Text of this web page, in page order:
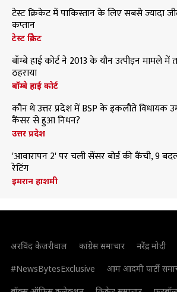
टेस्ट क्रिकेट में पाकिस्तान के लिए सबसे ज्यादा
कप्तान
टेस्ट क्रिकेट
बॉम्बे हाई कोर्ट ने 2013 के यौन उत्पीड़न मामले
ठहराया
बॉम्बे हाई कोर्ट
कौन थे उत्तर प्रदेश में BSP के इकलौते विधायक
कैंसर से हुआ निधन?
उत्तर प्रदेश
'आवारापन 2' पर चली सेंसर बोर्ड की कैंची, 9
रेटिंग
इमरान हाशमी
अरविंद केजरीवाल कांग्रेस समाचार नरेंद्र मोदी
#NewsBytesExclusive
आम आदमी पार्टी